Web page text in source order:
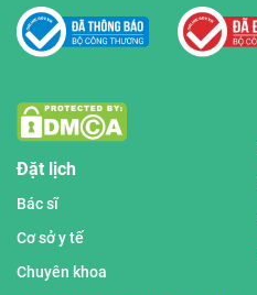
Đặt lịch
Bác sĩ
Cơ sở y tế
Chuyên khoa